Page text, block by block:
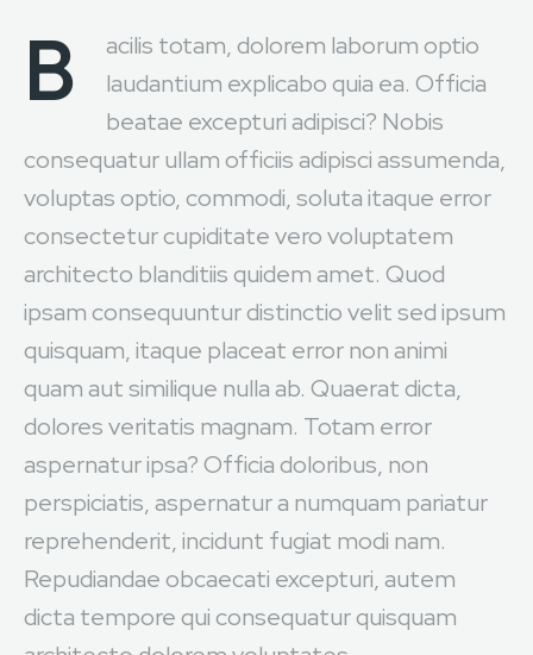
B
acilis totam, dolorem laborum optio
laudantium explicabo quia ea. Officia
beatae excepturi adipisci? Nobis
consequatur ullam officiis adipisci assumenda,
voluptas optio, commodi, soluta itaque error
consectetur cupiditate vero voluptatem
architecto blanditiis quidem amet. Quod
ipsam consequuntur distinctio velit sed ipsum
quisquam, itaque placeat error non animi
quam aut similique nulla ab. Quaerat dicta,
dolores veritatis magnam. Totam error
aspernatur ipsa? Officia doloribus, non
perspiciatis, aspernatur a numquam pariatur
reprehenderit, incidunt fugiat modi nam.
Repudiandae obcaecati excepturi, autem
dicta tempore qui consequatur quisquam